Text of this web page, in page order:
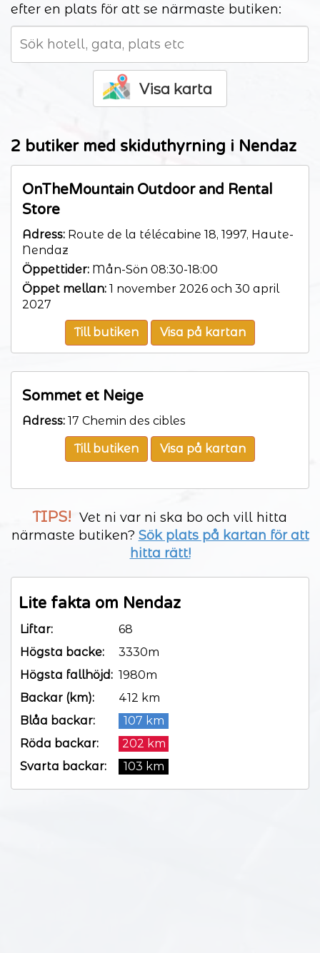
efter en plats för att se närmaste butiken:
Visa karta
2 butiker med skiduthyrning i Nendaz
OnTheMountain Outdoor and Rental
Store
Adress: Route de la télécabine 18, 1997, Haute-
Nendaz
Öppettider: Mån-Sön 08:30-18:00
Öppet mellan: 1 november 2026 och 30 april
2027
Till butiken Visa på kartan
Sommet et Neige
Adress: 17 Chemin des cibles
Till butiken Visa på kartan
TIPS! Vet ni var ni ska bo och vill hitta
närmaste butiken? Sök plats på kartan för att
hitta rätt!
Lite fakta om Nendaz
Liftar:
68
Högsta backe:
3330m
Högsta fallhöjd: 1980m
Backar (km):
412 km
Blåa backar:
107 km
Röda backar:
202 km
Svarta backar:
103 km